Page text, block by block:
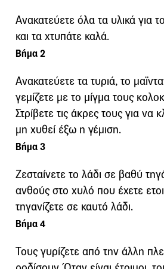
Ανακατεύετε όλα τα υλικά για
και τα χτυπάτε καλά.
Βήμα 2
Ανακατεύετε τα τυριά, το
γεμίζετε με το μίγμα τους
Στρίβετε τις άκρες τους για να
μη χυθεί έξω η γέμιση.
Βήμα 3
Ζεσταίνετε το λάδι σε βαθύ
ανθούς στο χυλό που έχετε
τηγανίζετε σε καυτό λάδι.
Βήμα 4
Τους γυρίζετε από την άλλη